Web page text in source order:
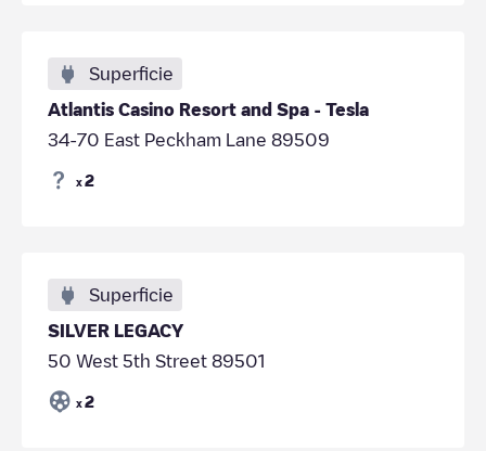
Superficie
Atlantis Casino Resort and Spa - Tesla
34-70 East Peckham Lane 89509
x 2
Superficie
SILVER LEGACY
50 West 5th Street 89501
x 2